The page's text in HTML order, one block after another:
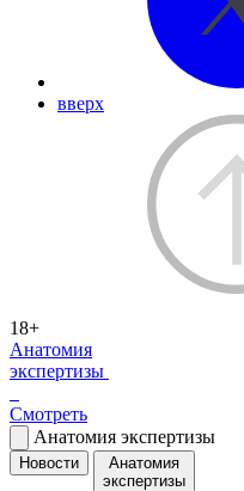
вверх
18+
Анатомия
экспертизы
Смотреть
Анатомия экспертизы
Новости
Анатомия
экспертизы